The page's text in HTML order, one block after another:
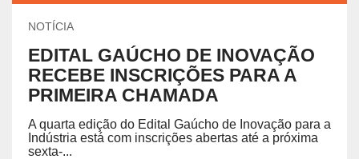
NOTÍCIA
EDITAL GAÚCHO DE INOVAÇÃO
RECEBE INSCRIÇÕES PARA A
PRIMEIRA CHAMADA
A quarta edição do Edital Gaúcho de Inovação para a
Indústria está com inscrições abertas até a próxima
sexta-...